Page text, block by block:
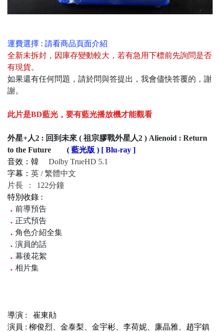
運費選擇 : 請看商品頁面介紹
全新未拆封 ， 因庫存變動較大，若有急用下標前先詢問是否
有現貨。
如果還有任何問題，請於問與答提出，我會儘快答覆的，謝
謝。
此片是BD藍光，要有藍光播放機才能觀看
外星+人2 : 回到未來 ( 祖宗膠戰外星人2 ) Alienoid : Return
to the Future
( 藍光版 ) [ Blu-ray ]
音效：韓
Dolby TrueHD 5.1
字幕： 英 / 繁體中文
片長 : 122分鐘
特別收錄 :
． 前導預告
． 正式預告
． 角色介紹全集
． 演員的話
． 幕後花絮
． 相片集
導演 : 崔東勛
演員 : 柳俊烈 金泰梨 金宇彬 李荷妮、廉晶雅、 趙宇鎮